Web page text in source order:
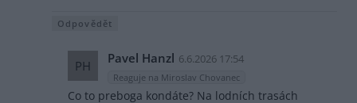
Odpovědět
PH Pavel Hanzl 6.6.2026 17:54
Reaguje na Miroslav Chovanec
Co to preboga kondáte? Na lodních trasách